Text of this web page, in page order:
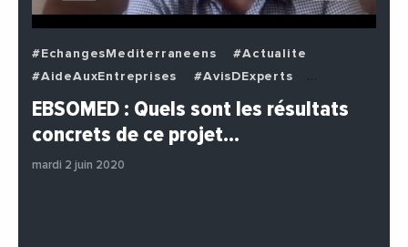
#EchangesMediterraneens
#Actualite
#AideAuxEntreprises
#AvisDExperts
#BuzzNews
#Decideurs
#Entreprises
#Institutions
EBSOMED : Quels sont les résultats
concrets de ce projet…
mardi 2 juin 2020